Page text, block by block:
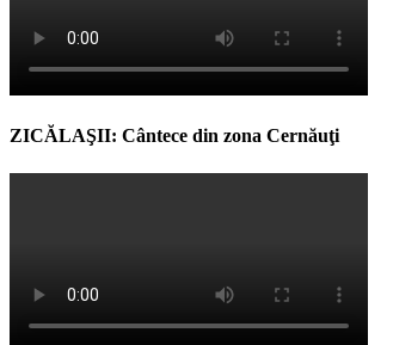
ZICĂLAŞII: Cântece din zona Cernăuţi